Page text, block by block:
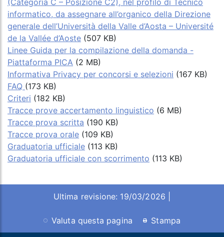
(Categoria C – Posizione C2), nel profilo di Tecnico
informatico, da assegnare all’organico della Direzione
generale dell’Università della Valle d’Aosta – Université
de la Vallée d’Aoste (507 KB)
Linee Guida per la compilazione della domanda -
Piattaforma PICA (2 MB)
Informativa Privacy per concorsi e selezioni (167 KB)
FAQ (173 KB)
Criteri (182 KB)
Tracce prove accertamento linguistico (6 MB)
Tracce prova scritta (190 KB)
Tracce prova orale (109 KB)
Graduatoria ufficiale (113 KB)
Graduatoria ufficiale con scorrimento (113 KB)
Ultima revisione: 19/03/2026 |
Valuta questa pagina Stampa